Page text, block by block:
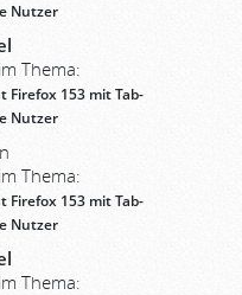
Nutzer
Thema:
Firefox 153 mit Tab-
Nutzer
Thema:
Firefox 153 mit Tab-
Nutzer
Thema: